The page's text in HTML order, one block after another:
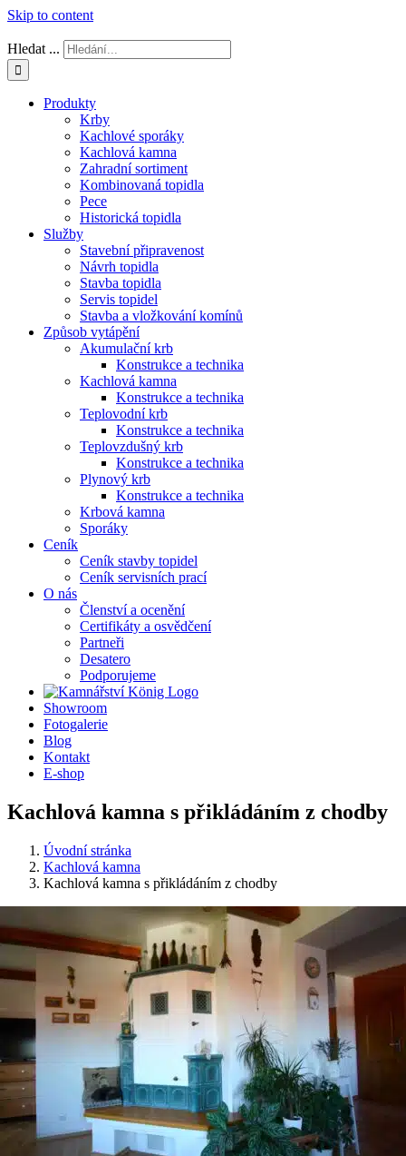
Skip to content
Hledat ...
Produkty
Krby
Kachlové sporáky
Kachlová kamna
Zahradní sortiment
Kombinovaná topidla
Pece
Historická topidla
Služby
Stavební připravenost
Návrh topidla
Stavba topidla
Servis topidel
Stavba a vložkování komínů
Způsob vytápění
Akumulační krb
Konstrukce a technika
Kachlová kamna
Konstrukce a technika
Teplovodní krb
Konstrukce a technika
Teplovzdušný krb
Konstrukce a technika
Plynový krb
Konstrukce a technika
Krbová kamna
Sporáky
Ceník
Ceník stavby topidel
Ceník servisních prací
O nás
Členství a ocenění
Certifikáty a osvědčení
Partneři
Desatero
Podporujeme
Showroom
Fotogalerie
Blog
Kontakt
E-shop
Kachlová kamna s přikládáním z chodby
Úvodní stránka
Kachlová kamna
Kachlová kamna s přikládáním z chodby